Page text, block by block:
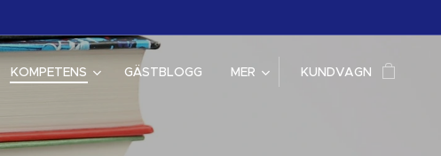
KOMPETENS GÄSTBLOGG MER KUNDVAGN